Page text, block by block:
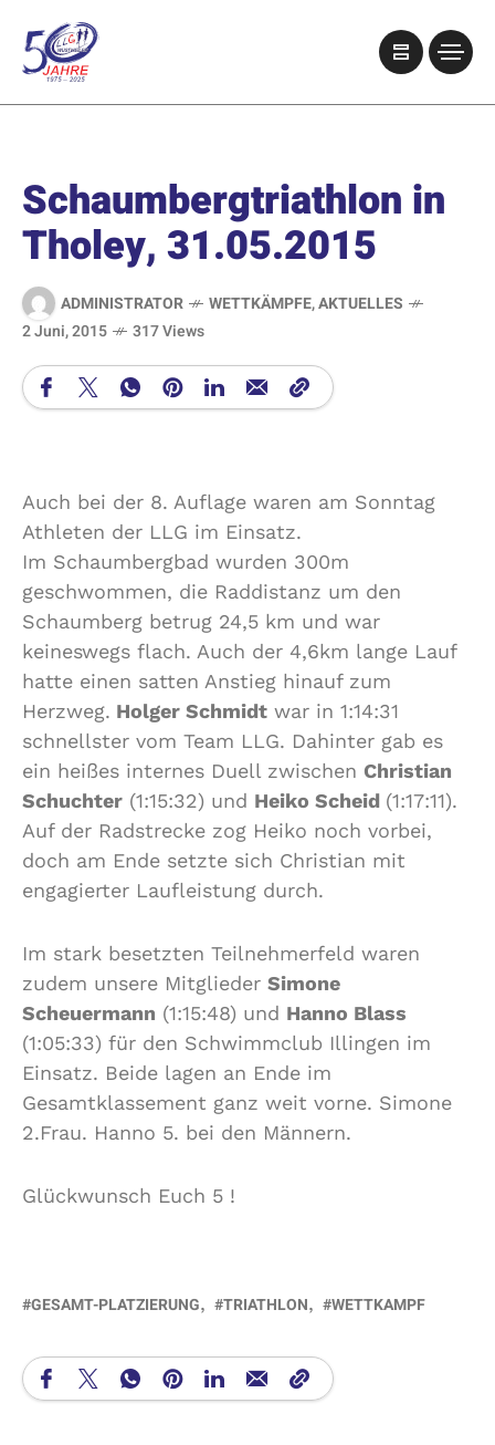
Schaumbergtriathlon in
Tholey, 31.05.2015
ADMINISTRATOR WETTKÄMPFE,AKTUELLES
2 Juni, 2015
317 Views
Auch bei der 8. Auflage waren am Sonntag
Athleten der LLG im Einsatz.
Im Schaumbergbad wurden 300m
geschwommen, die Raddistanz um den
Schaumberg betrug 24,5 km und war
keineswegs flach. Auch der 4,6km lange Lauf
hatte einen satten Anstieg hinauf zum
Herzweg. Holger Schmidt war in 1:14:31
schnellster vom Team LLG. Dahinter gab es
ein heißes internes Duell zwischen Christian
Schuchter (1:15:32) und Heiko Scheid (1:17:11).
Auf der Radstrecke zog Heiko noch vorbei,
doch am Ende setzte sich Christian mit
engagierter Laufleistung durch.
Im stark besetzten Teilnehmerfeld waren
zudem unsere Mitglieder Simone
Scheuermann (1:15:48) und Hanno Blass
(1:05:33) für den Schwimmclub Illingen im
Einsatz. Beide lagen an Ende im
Gesamtklassement ganz weit vorne. Simone
2.Frau. Hanno 5. bei den Männern.
Glückwunsch Euch 5 !
GESAMT-PLATZIERUNG TRIATHLON WETTKAMPF